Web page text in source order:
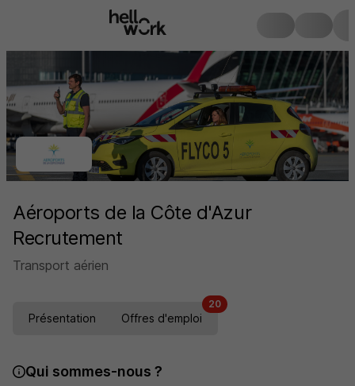
Aéroports de la Côte d'Azur
Recrutement
Transport aérien
Présentation Offres d'emploi
20
Qui sommes-nous ?